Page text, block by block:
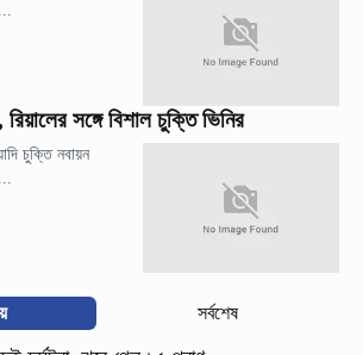
সঙ্গে বিশাল চুক্তি ভিনির
চুক্তি নবায়ন
সর্বশেষ